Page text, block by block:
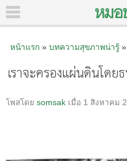
หน้าแรก» บทความสุขภาพน่ารู้»
เราจะครองแผ่นดินโดย
โพสโดย somsak เมื่อ 1 สิงหาคม